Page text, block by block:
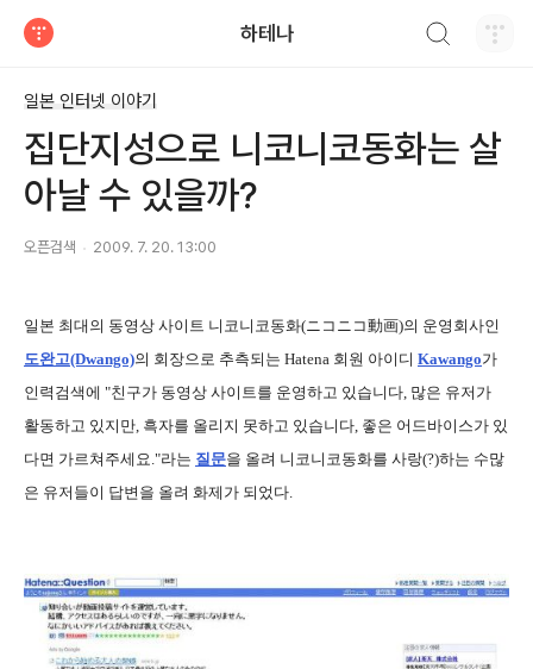
하테나
일본 인터넷 이야기
집단지성으로 니코니코동화는 살
아날 수 있을까?
오픈검색 2009. 7. 20. 13:00
일본 최대의 동영상 사이트 니코니코동화(ニコニコ動画)의 운영회사인
도완고(Dwango)의 회장으로 추측되는 Hatena 회원 아이디 Kawango가
인력검색에 "친구가 동영상 사이트를 운영하고 있습니다, 많은 유저가
활동하고 있지만, 흑자를 올리지 못하고 있습니다, 좋은 어드바이스가 있
다면 가르쳐주세요."라는 질문을 올려 니코니코동화를 사랑(?)하는 수많
은 유저들이 답변을 올려 화제가 되었다.